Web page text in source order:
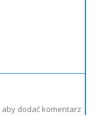
aby dodać komentarz